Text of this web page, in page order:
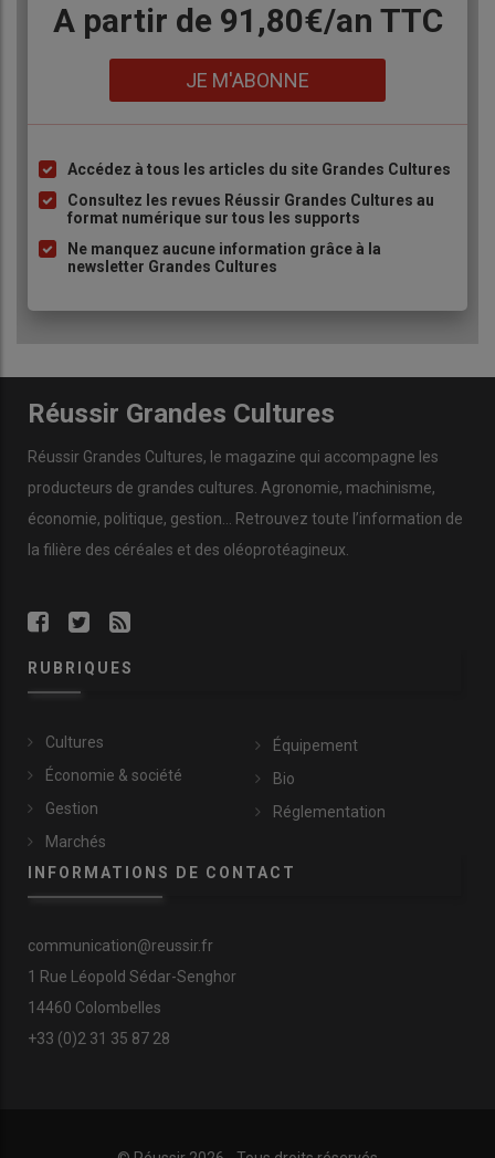
Body
A partir de 91,80€/an​ TTC
JE M'ABONNE
Liste
à
puce
Accédez à tous les articles du site Grandes Cultures
Consultez les revues Réussir Grandes Cultures au
format numérique sur tous les supports
Ne manquez aucune information grâce à la
newsletter Grandes Cultures
Réussir Grandes Cultures
Réussir Grandes Cultures, le magazine qui accompagne les
producteurs de grandes cultures Agronomie, machinisme,
économie, politique, gestion … Retrouvez toute l’information de
la filière des céréales et des oléoprotéagineux
RUBRIQUES
Cultures
Économie & société
Gestion
Marchés
Équipement
Bio
Réglementation
INFORMATIONS DE CONTACT
communication@reussir.fr
1 Rue Léopold Sédar-Senghor
14460 Colombelles
+33 (0)2 31 35 87 28